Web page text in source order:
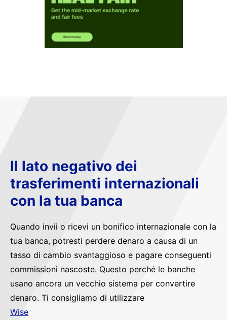
Il lato negativo dei
trasferimenti internazionali
con la tua banca
Quando invii o ricevi un bonifico internazionale con la
tua banca, potresti perdere denaro a causa di un
tasso di cambio svantaggioso e pagare conseguenti
commissioni nascoste. Questo perché le banche
usano ancora un vecchio sistema per convertire
denaro. Ti consigliamo di utilizzare
Wise